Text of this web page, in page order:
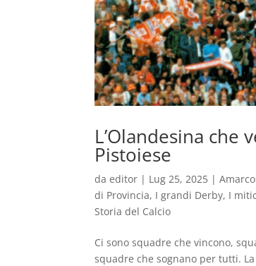
L’Olandesina
Pistoiese
daeditor | Lug 25, 2025 |
di Provincia, I grandi Derby, I
Storia del Calcio
Ci sono squadre che vincono,
squadre che sognano per tutti.